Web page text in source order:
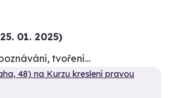
01. 2025)
tvoření…